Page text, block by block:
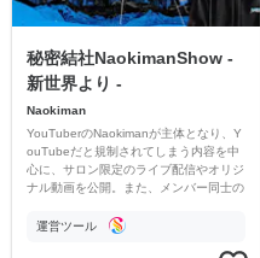
秘密結社NaokimanShow -
新世界より -
Naokiman
YouTuberのNaokimanが主体となり、Y
ouTubeだと規制されてしまう内容を中
心に、サロン限定のライブ配信やオリジ
ナル動画を公開。また、メンバー同士の
ただいています。
運営ツール